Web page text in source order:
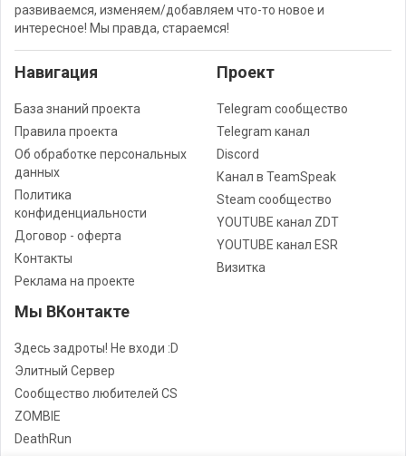
развиваемся, изменяем/добавляем что-то новое и
интересное! Мы правда, стараемся!
Навигация
База знаний проекта
Правила проекта
Об обработке персональных
данных
Политика
конфиденциальности
Договор - оферта
Контакты
Реклама на проекте
Проект
Telegram сообщество
Telegram канал
Discord
Канал в TeamSpeak
Steam сообщество
YOUTUBE канал ZDT
YOUTUBE канал ESR
Визитка
Мы ВКонтакте
Здесь задроты! Не входи :D
Элитный Сервер
Сообщество любителей CS
ZOMBIE
DeathRun